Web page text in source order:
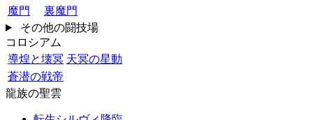
魔門
裏魔門
その他の闘技場
コロシアム
導煌と壊冥 天冥の星動
蒼潜の戦帝
龍族の聖雲